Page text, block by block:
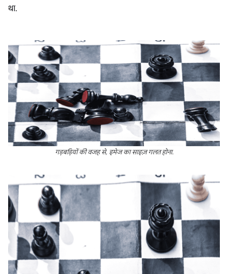
था.
गड़बड़ियों की वजह से, इमेज का साइज़ गलत होना.